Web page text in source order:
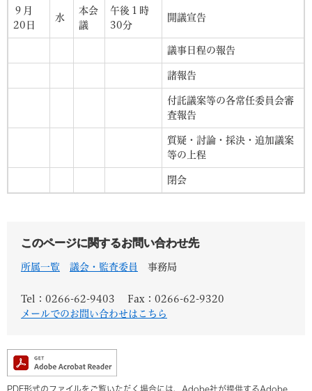
９月
20日
水
本会
議
午後１時
30分
開議宣告
議事日程の報告
諸報告
付託議案等の各常任委員会審
査報告
質疑・討論・採決・追加議案
等の上程
閉会
このページに関するお問い合わせ先
所属一覧 議会・監査委員 事務局
Tel：0266-62-9403
Fax：0266-62-9320
メールでのお問い合わせはこちら
PDF形式のファイルをご覧いただく場合には、Adobe社が提供するAdobe